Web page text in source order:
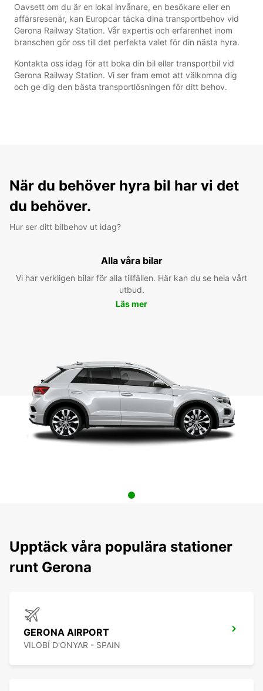
Oavsett om du är en lokal invånare, en besökare eller en
affärsresenär, kan Europcar täcka dina transportbehov vid
Gerona Railway Station. Vår expertis och erfarenhet inom
branschen gör oss till det perfekta valet för din nästa hyra.
Kontakta oss idag för att boka din bil eller transportbil vid
Gerona Railway Station. Vi ser fram emot att välkomna dig
och ge dig den bästa transportlösningen för ditt behov.
När du behöver hyra bil har vi det
du behöver.
Hur ser ditt bilbehov ut idag?
Alla våra bilar
Vi har verkligen bilar för alla tillfällen. Här kan du se hela vårt
utbud.
Läs mer
Upptäck våra populära stationer
runt Gerona
GERONA AIRPORT
VILOBÍ D'ONYAR - SPAIN